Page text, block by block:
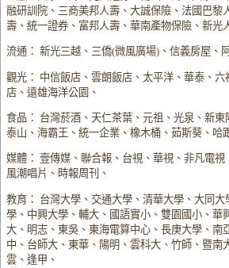
融研訓院、三商美邦人壽、大誠保險、法國巴黎
壽、統一證券、富邦人壽、華南產物保險、新光
流通： 新光三越、三僑(微風廣場)、信義房屋、
觀光： 中信飯店、雲朗飯店、太平洋、華泰、
店、遠雄海洋公園、
食品： 台灣菸酒、天仁茶葉、元祖、光泉、新東
泰山、海霸王、統一企業、橡木桶、茹斯葵、哈
媒體： 壹傳媒、聯合報、台視、華視、非凡電視
風潮唱片、時報周刊、
教育： 台灣大學、交通大學、清華大學、大同
學、中興大學、輔大、國語實小、雙園國小、華
大、明志、東吳、東海電算中心、長庚大學、南
中、台師大、東華、陽明、雲科大、竹師、暨南
雲、逢甲、